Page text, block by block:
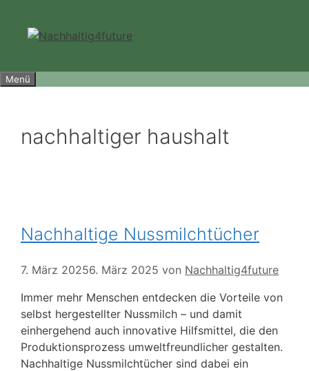
springen
Menü
nachhaltiger haushalt
Nachhaltige Nussmilchtücher
7. März 20256. März 2025 von Nachhaltig4future
Immer mehr Menschen entdecken die Vorteile von
selbst hergestellter Nussmilch – und damit
einhergehend auch innovative Hilfsmittel, die den
Produktionsprozess umweltfreundlicher gestalten.
Nachhaltige Nussmilchtücher sind dabei ein